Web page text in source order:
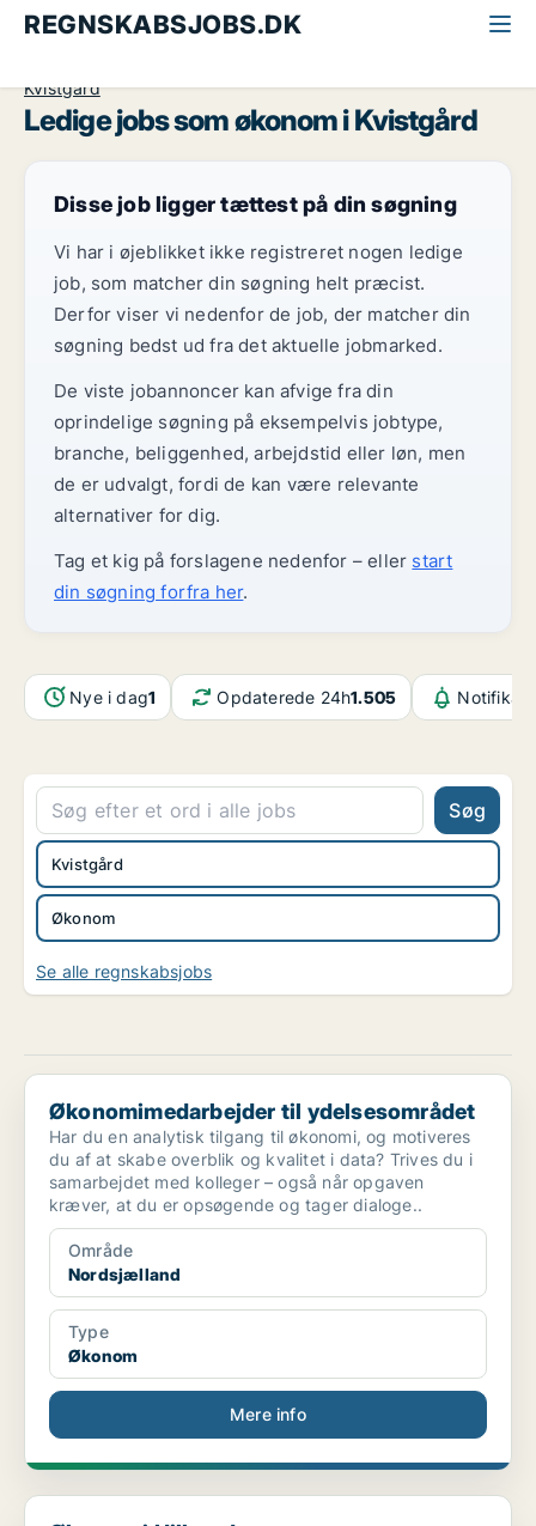
REGNSKABSJOBS.DK
Kvistgård
Ledige jobs som økonom i Kvistgård
Disse job ligger tættest på din søgning
Vi har i øjeblikket ikke registreret nogen ledige
job, som matcher din søgning helt præcist.
Derfor viser vi nedenfor de job, der matcher din
søgning bedst ud fra det aktuelle jobmarked.
De viste jobannoncer kan afvige fra din
oprindelige søgning på eksempelvis jobtype,
branche, beliggenhed, arbejdstid eller løn, men
de er udvalgt, fordi de kan være relevante
alternativer for dig.
Tag et kig på forslagene nedenfor – eller start
din søgning forfra her.
Nye i dag1 Opdaterede 24h1.505
Søg
Økonom
Kvistgård
Se alle regnskabsjobs
Økonomimedarbejder til ydelsesområdet
Økonomimedarbejder til ydelsesområdet
Har du en analytisk tilgang til økonomi, og motiveres
du af at skabe overblik og kvalitet i data? Trives du i
samarbejdet med kolleger – også når opgaven
kræver, at du er opsøgende og tager dialoge..
Område
Nordsjælland
Type
Økonom
Mere info
Økonom i Hillerød